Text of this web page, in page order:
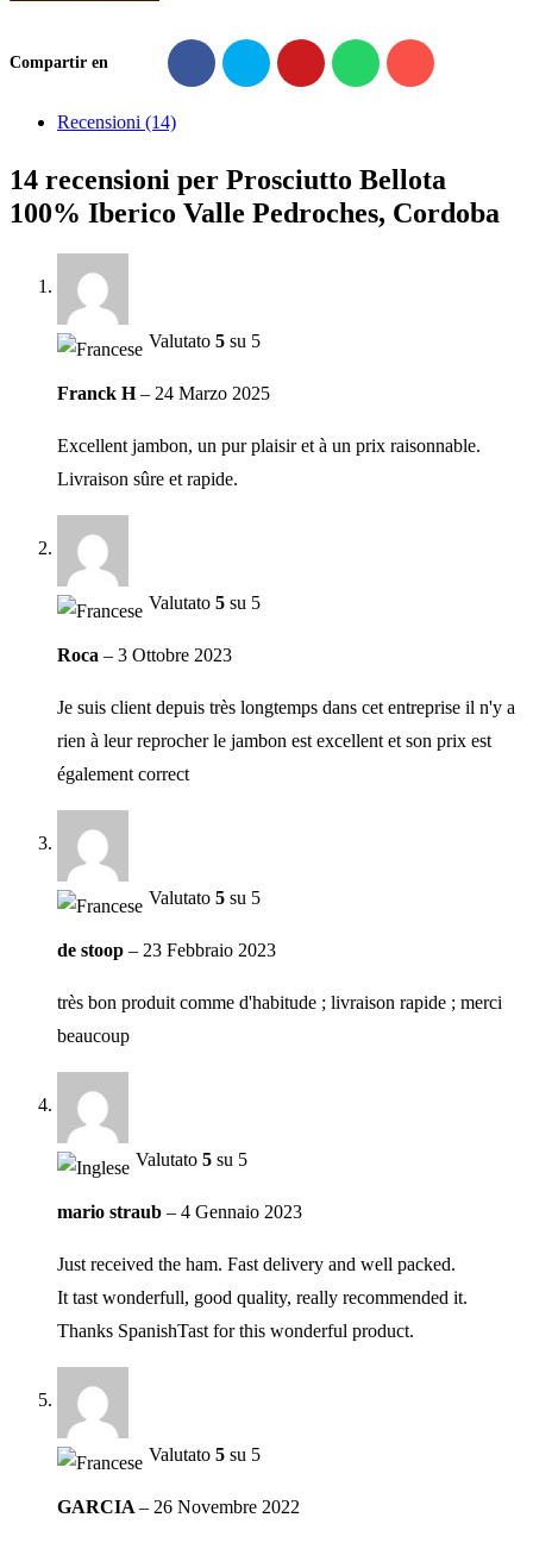
Pedroches,
quantità
Compartir en
Recensioni (14)
14 recensioni per Prosciutto Bellota
100% Iberico Valle Pedroches, Cordoba
Valutato 5 su 5
Franck H– 24 Marzo 2025
Excellent jambon, un pur plaisir et à un prix raisonnable.
Livraison sûre et rapide.
Valutato 5 su 5
Roca – 3 Ottobre 2023
Je suis client depuis très longtemps dans cet entreprise il n'y a
rien à leur reprocher le jambon est excellent et son prix est
également correct
Valutato 5 su 5
de stoop – 23 Febbraio 2023
très bon produit comme d'habitude ; livraison rapide ; merci
beaucoup
Valutato 5 su 5
mario straub – 4 Gennaio 2023
Just received the ham. Fast delivery and well packed.
It tast wonderfull, good quality, really recommended it.
Thanks SpanishTast for this wonderful product.
Valutato 5 su 5
GARCIA – 26 Novembre 2022